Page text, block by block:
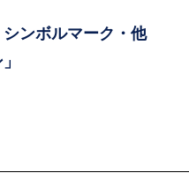
ンボルマーク・他